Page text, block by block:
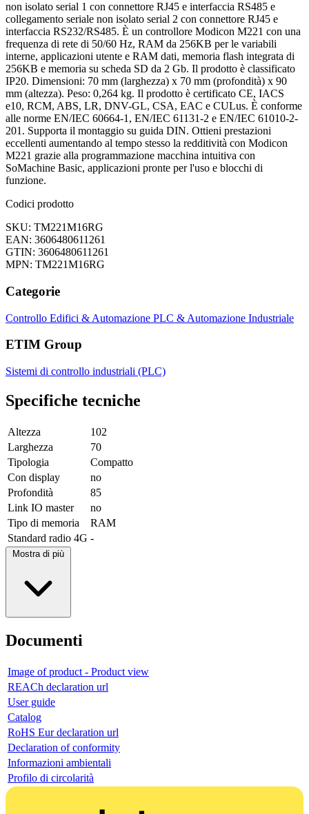
non isolato serial 1 con connettore RJ45 e interfaccia RS485 e
collegamento seriale non isolato serial 2 con connettore RJ45 e
interfaccia RS232/RS485. È un controllore Modicon M221 con una
frequenza di rete di 50/60 Hz, RAM da 256KB per le variabili
interne, applicazioni utente e RAM dati, memoria flash integrata di
256KB e memoria su scheda SD da 2 Gb. Il prodotto è classificato
IP20. Dimensioni: 70 mm (larghezza) x 70 mm (profondità) x 90
mm (altezza). Peso: 0,264 kg. Il prodotto è certificato CE, IACS
e10, RCM, ABS, LR, DNV-GL, CSA, EAC e CULus. È conforme
alle norme EN/IEC 60664-1, EN/IEC 61131-2 e EN/IEC 61010-2-
201. Supporta il montaggio su guida DIN. Ottieni prestazioni
eccellenti aumentando al tempo stesso la redditività con Modicon
M221 grazie alla programmazione macchina intuitiva con
SoMachine Basic, applicazioni pronte per l'uso e blocchi di
funzione.
Codici prodotto
SKU: TM221M16RG
EAN: 3606480611261
GTIN: 3606480611261
MPN: TM221M16RG
Categorie
Controllo Edifici & Automazione PLC & Automazione Industriale
ETIM Group
Sistemi di controllo industriali (PLC)
Specifiche tecniche
Altezza
102
Larghezza
70
Tipologia
Compatto
Con display
no
Profondità
85
Link IO master
no
Tipo di memoria
RAM
Standard radio 4G -
Mostra di più
Documenti
Image of product - Product view
REACh declaration url
User guide
Catalog
RoHS Eur declaration url
Declaration of conformity
Informazioni ambientali
Profilo di circolarità